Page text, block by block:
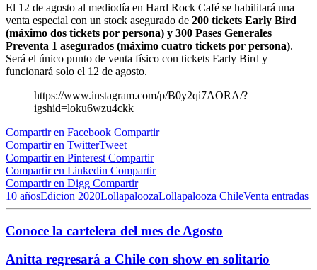
El 12 de agosto al mediodía en Hard Rock Café se habilitará una
venta especial con un stock asegurado de 200 tickets Early Bird
(máximo dos tickets por persona) y 300 Pases Generales
Preventa 1 asegurados (máximo cuatro tickets por persona).
Será el único punto de venta físico con tickets Early Bird y
funcionará solo el 12 de agosto.
https://www.instagram.com/p/B0y2qi7AORA/?
igshid=loku6wzu4ckk
Compartir en Facebook Compartir
Compartir en TwitterTweet
Compartir en Pinterest Compartir
Compartir en Linkedin Compartir
Compartir en Digg Compartir
10 añosEdicion 2020LollapaloozaLollapalooza ChileVenta entradas
Conoce la cartelera del mes de Agosto
Anitta regresará a Chile con show en solitario